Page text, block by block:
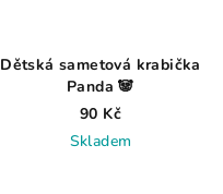
Dětská sametová krabička
Panda 🐼
90 Kč
Skladem